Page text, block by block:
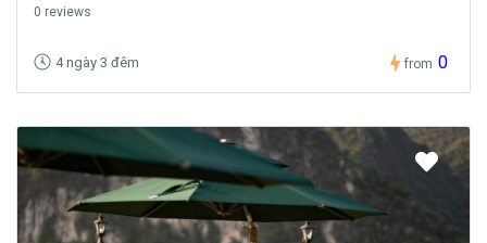
0 reviews
4 ngày 3 đêm from 0